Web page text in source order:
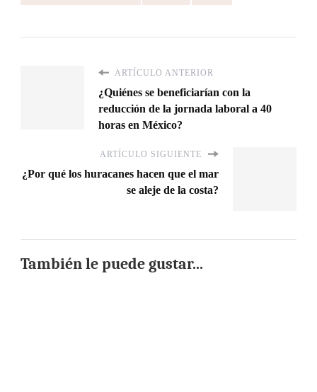
ARTÍCULO ANTERIOR
¿Quiénes se beneficiarían con la
reducción de la jornada laboral a 40
horas en México?
ARTÍCULO SIGUIENTE
¿Por qué los huracanes hacen que el mar
se aleje de la costa?
También le puede gustar...